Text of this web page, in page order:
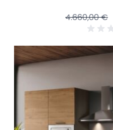
4.660,00 €